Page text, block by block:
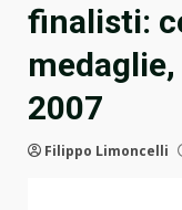
finalisti:
2007
Filippo Limoncelli